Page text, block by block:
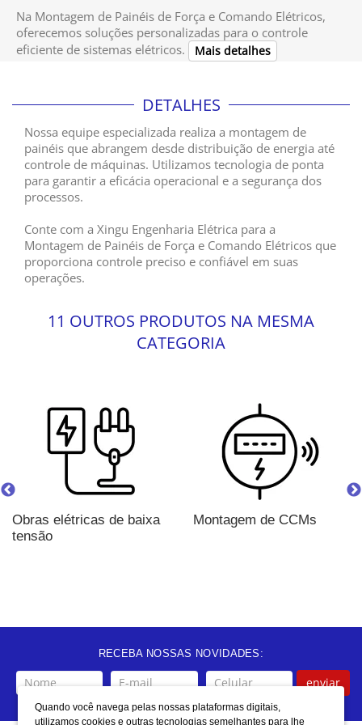
Quando você navega pelas nossas plataformas digitais,
utilizamos cookies e outras tecnologias semelhantes para lhe
Na Montagem de Painéis de Força e Comando Elétricos,
oferecemos soluções personalizadas para o controle
eficiente de sistemas elétricos.
Mais detalhes
DETALHES
Nossa equipe especializada realiza a montagem de
painéis que abrangem desde distribuição de energia até
controle de máquinas. Utilizamos tecnologia de ponta
para garantir a eficácia operacional e a segurança dos
processos.
Conte com a Xingu Engenharia Elétrica para a
Montagem de Painéis de Força e Comando Elétricos que
proporciona controle preciso e confiável em suas
operações.
11 OUTROS PRODUTOS NA MESMA
CATEGORIA
Obras elétricas de baixa
tensão
Montagem de CCMs
RECEBA NOSSAS NOVIDADES:
enviar